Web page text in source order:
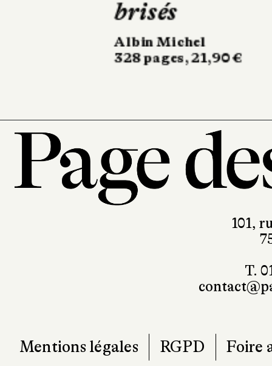
Gallimard
T.